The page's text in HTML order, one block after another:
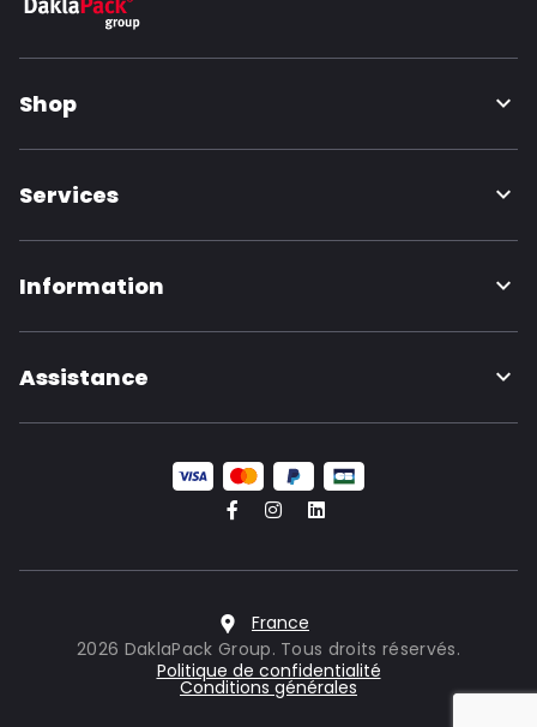
Shop
Services
Information
Assistance
France
2026 DaklaPack Group. Tous droits réservés.
Politique de confidentialité
Conditions générales